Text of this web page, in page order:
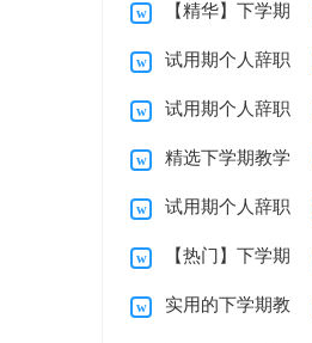
报告汇总九篇
【精华】下学期
教学总结九篇
试用期个人辞职
报告范文汇总九篇
试用期个人辞职
报告范文汇总5篇
精选下学期教学
总结范文锦集十篇
试用期个人辞职
报告范文锦集8篇
【热门】下学期
教学总结3篇
实用的下学期教